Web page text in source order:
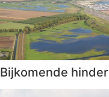
Bijkomende hinder